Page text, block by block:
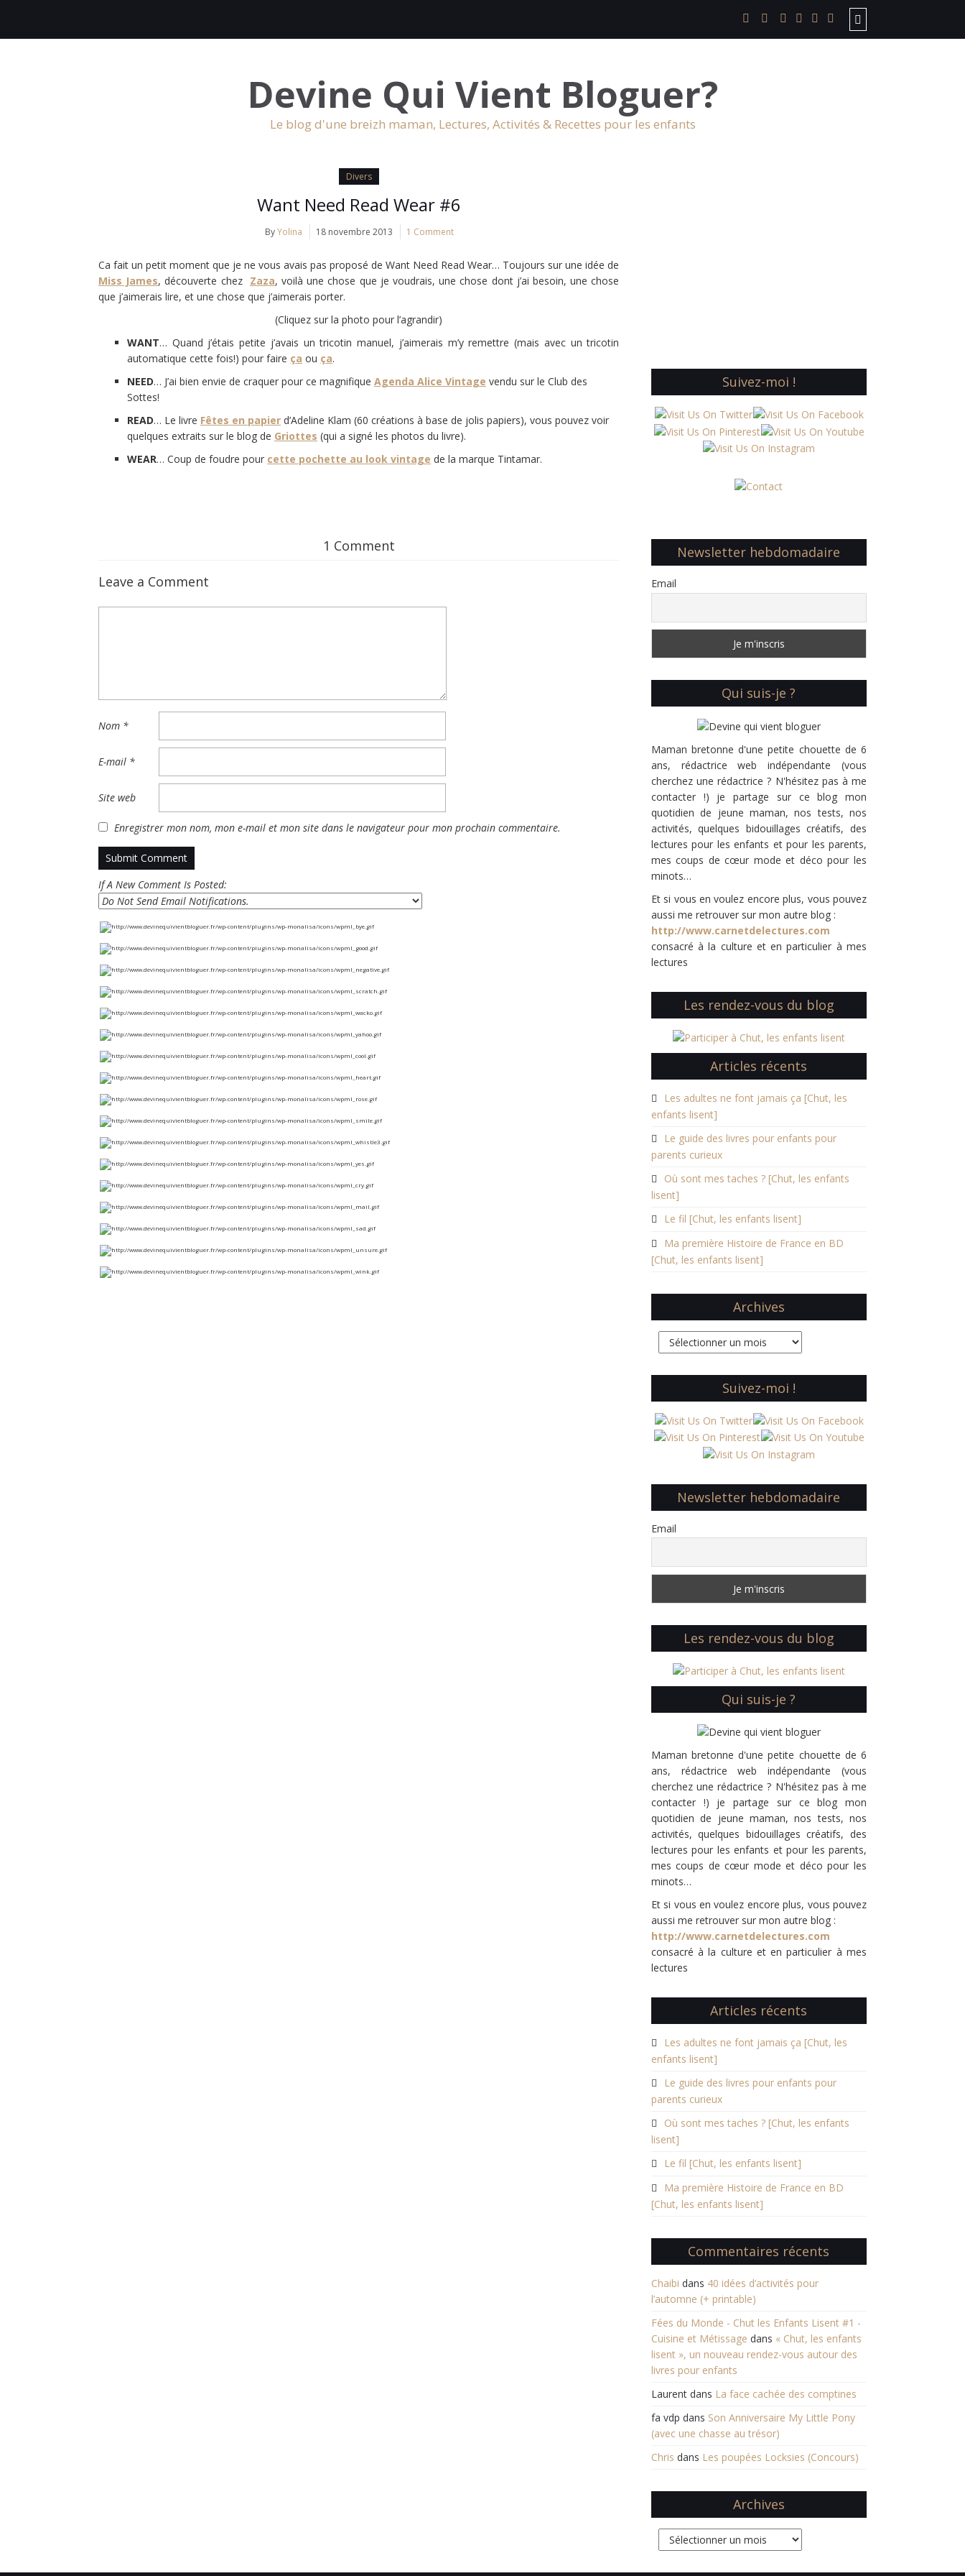
Devine Qui Vient Bloguer?
Le blog d'une breizh maman, Lectures, Activités & Recettes pour les enfants
Divers
Want Need Read Wear #6
ByYolina 18 novembre 2013 1 Comment
Ca fait un petit moment que je ne vous avais pas proposé de Want Need Read Wear… Toujours sur une idée de
Miss James, découverte chez Zaza, voilà une chose que je voudrais, une chose dont j’ai besoin, une chose
que j’aimerais lire, et une chose que j’aimerais porter.
(Cliquez sur la photo pour l’agrandir)
WANT… Quand j’étais petite j’avais un tricotin manuel, j’aimerais m’y remettre (mais avec un tricotin
automatique cette fois!) pour faire ça ou ça.
NEED… J’ai bien envie de craquer pour ce magnifique Agenda Alice Vintage vendu sur le Club des
Sottes!
READ… Le livre Fêtes en papier d’Adeline Klam (60 créations à base de jolis papiers), vous pouvez voir
quelques extraits sur le blog de Griottes (qui a signé les photos du livre).
WEAR… Coup de foudre pour cette pochette au look vintage de la marque Tintamar.
1 Comment
Leave a Comment
Nom *
E-mail *
Site web
Enregistrer mon nom, mon e-mail et mon site dans le navigateur pour mon prochain commentaire.
If A New Comment Is Posted:
Suivez-moi !
Newsletter hebdomadaire
Email
Qui suis-je ?
Maman bretonne d'une petite chouette de 6
ans, rédactrice web indépendante (vous
cherchez une rédactrice ? N'hésitez pas à me
contacter !) je partage sur ce blog mon
quotidien de jeune maman, nos tests, nos
activités, quelques bidouillages créatifs, des
lectures pour les enfants et pour les parents,
mes coups de cœur mode et déco pour les
minots…
Et si vous en voulez encore plus, vous pouvez
aussi me retrouver sur mon autre blog :
http://www.carnetdelectures.com
consacré à la culture et en particulier à mes
lectures
Les rendez-vous du blog
Articles récents
Les adultes ne font jamais ça [Chut, les
enfants lisent]
Le guide des livres pour enfants pour
parents curieux
Où sont mes taches ? [Chut, les enfants
lisent]
Le fil [Chut, les enfants lisent]
Ma première Histoire de France en BD
[Chut, les enfants lisent]
Archives
Archives
Suivez-moi !
Newsletter hebdomadaire
Email
Les rendez-vous du blog
Qui suis-je ?
Maman bretonne d'une petite chouette de 6
ans, rédactrice web indépendante (vous
cherchez une rédactrice ? N'hésitez pas à me
contacter !) je partage sur ce blog mon
quotidien de jeune maman, nos tests, nos
activités, quelques bidouillages créatifs, des
lectures pour les enfants et pour les parents,
mes coups de cœur mode et déco pour les
minots…
Et si vous en voulez encore plus, vous pouvez
aussi me retrouver sur mon autre blog :
http://www.carnetdelectures.com
consacré à la culture et en particulier à mes
lectures
Articles récents
Les adultes ne font jamais ça [Chut, les
enfants lisent]
Le guide des livres pour enfants pour
parents curieux
Où sont mes taches ? [Chut, les enfants
lisent]
Le fil [Chut, les enfants lisent]
Ma première Histoire de France en BD
[Chut, les enfants lisent]
Commentaires récents
Chaibi dans 40 idées d’activités pour
l’automne (+ printable)
Fées du Monde - Chut les Enfants Lisent #1 -
Cuisine et Métissage dans « Chut, les enfants
lisent », un nouveau rendez-vous autour des
livres pour enfants
Laurentdans La face cachée des comptines
fa vdp dans Son Anniversaire My Little Pony
(avec une chasse au trésor)
Chris dans Les poupées Locksies (Concours)
Archives
Archives